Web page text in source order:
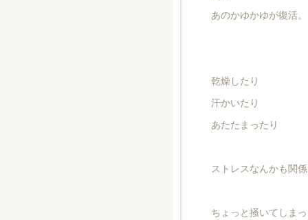
あのかゆかゆが復活。
乾燥したり
汗かいたり
あたたまったり
ストレスなんかも関
ちょっと掻いてしま